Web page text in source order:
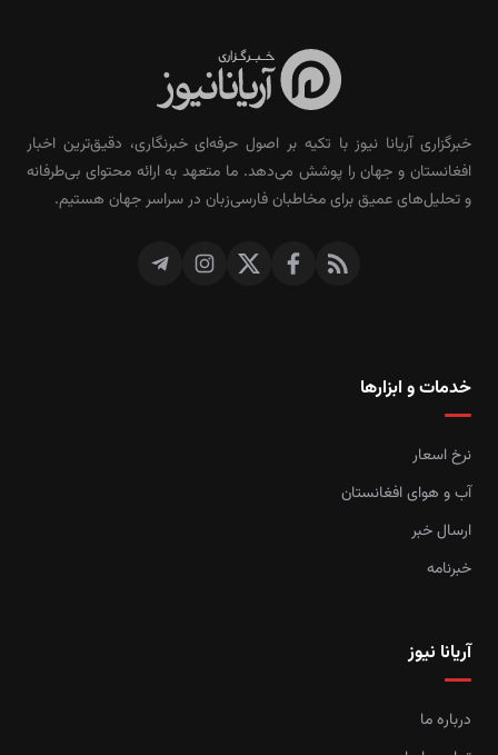
خبرگزاری آریانا نیوز با تکیه بر اصول حرفه‌ای خبرنگاری، دقیق‌ترین اخبار
افغانستان و جهان را پوشش می‌دهد. ما متعهد به ارائه محتوای بی‌طرفانه
و تحلیل‌های عمیق برای مخاطبان فارسی‌زبان در سراسر جهان هستیم.
خدمات و ابزارها
نرخ اسعار
آب و هوای افغانستان
ارسال خبر
خبرنامه
آریانا نیوز
درباره ما